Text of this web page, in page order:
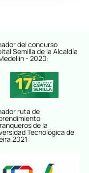
del concurso
Semilla de la Alcaldía
- 2020:
ruta de
de la
Tecnológica de
2021: